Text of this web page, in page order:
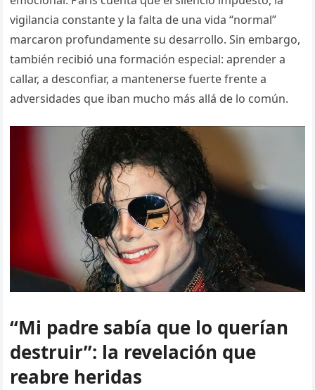
vigilancia constante y la falta de una vida “normal”
marcaron profundamente su desarrollo. Sin embargo,
también recibió una formación especial: aprender a
callar, a desconfiar, a mantenerse fuerte frente a
adversidades que iban mucho más allá de lo común.
“Mi padre sabía que lo querían
destruir”: la revelación que
reabre heridas